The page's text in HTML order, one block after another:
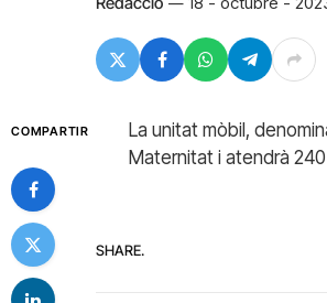
COMPARTIR
La unitat mòbil,
Maternitat i atendrà
SHARE.